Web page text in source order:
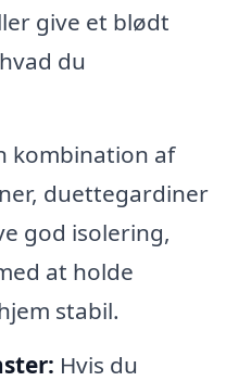
give et blødt
du
kombination af
duettegardiner
god isolering,
at holde
stabil.
Hvis du